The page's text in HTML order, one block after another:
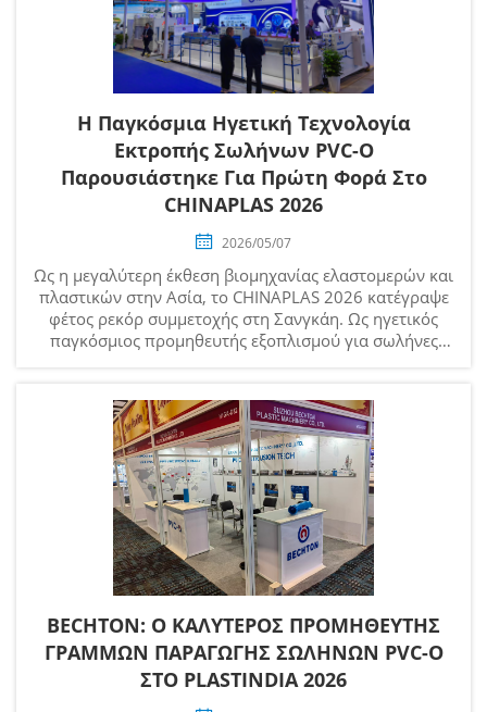
Η Παγκόσμια Ηγετική Τεχνολογία
Εκτροπής Σωλήνων PVC-O
Παρουσιάστηκε Για Πρώτη Φορά Στο
CHINAPLAS 2026
2026/05/07
Ως η μεγαλύτερη έκθεση βιομηχανίας ελαστομερών και
πλαστικών στην Ασία, το CHINAPLAS 2026 κατέγραψε
φέτος ρεκόρ συμμετοχής στη Σανγκάη. Ως ηγετικός
παγκόσμιος προμηθευτής εξοπλισμού για σωλήνες
PVC-O...
BECHTON: Ο ΚΑΛΥΤΕΡΟΣ ΠΡΟΜΗΘΕΥΤΗΣ
ΓΡΑΜΜΩΝ ΠΑΡΑΓΩΓΗΣ ΣΩΛΗΝΩΝ PVC-O
ΣΤΟ PLASTINDIA 2026